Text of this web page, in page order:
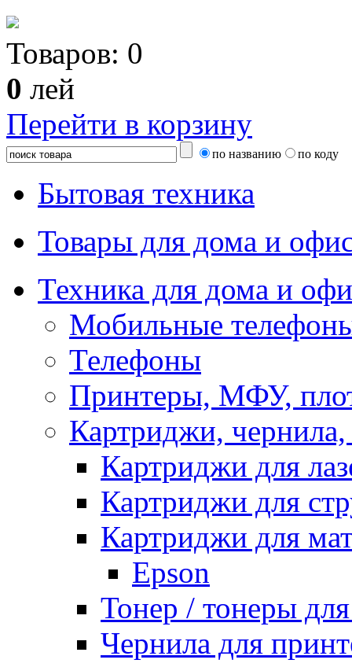
Товаров: 0
0 лей
Перейти в корзину
по названию по коду
Бытовая техника
Товары для дома и
Техника для дома и
Мобильные
Телефоны
Принтеры, МФУ,
Картриджи,
Картриджи для
Картриджи для
Картриджи для
Epson
Тонер / тонеры
Чернила для